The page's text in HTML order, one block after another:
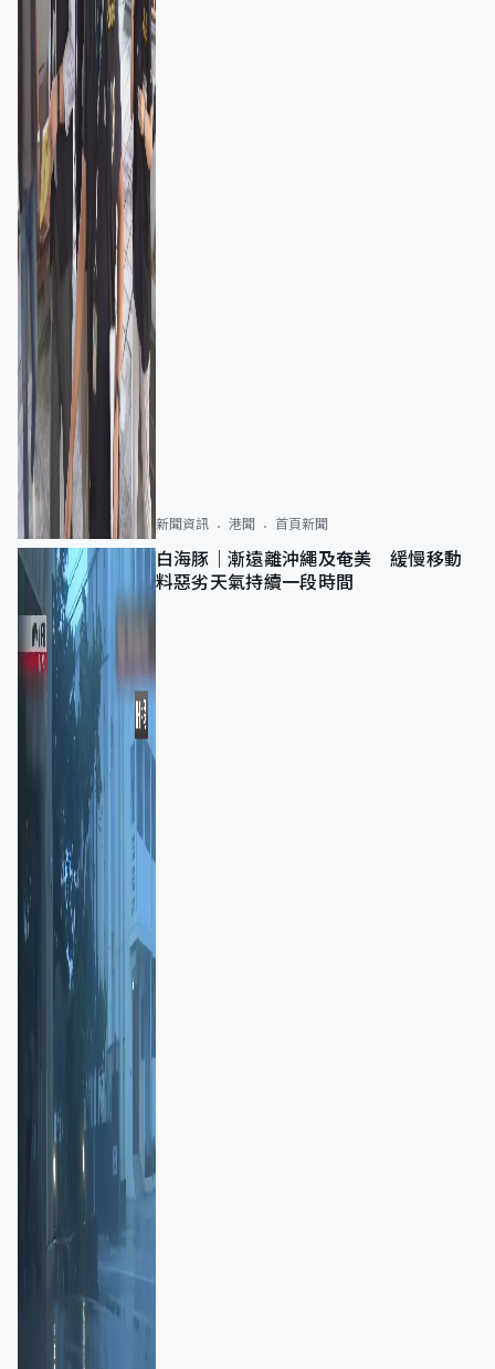
新聞資訊 港聞 首頁新聞
白海豚｜漸遠離沖繩及奄美 緩慢移動
料惡劣天氣持續一段時間